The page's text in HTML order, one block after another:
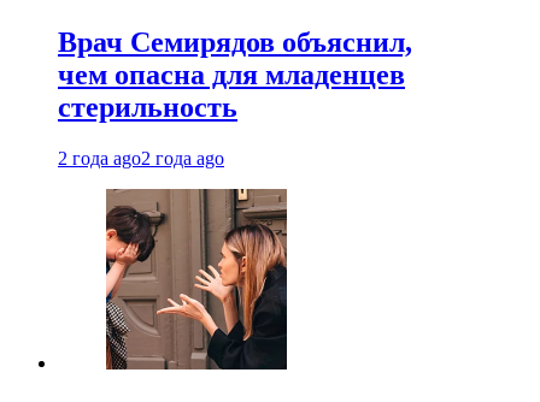
Врач Семирядов объяснил,
чем опасна для младенцев
стерильность
2 года ago2 года ago